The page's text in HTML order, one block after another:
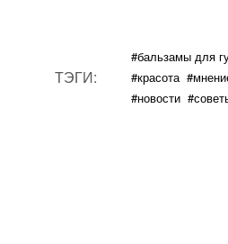
ТЭГИ:
#бальзамы для
#красота
#новости